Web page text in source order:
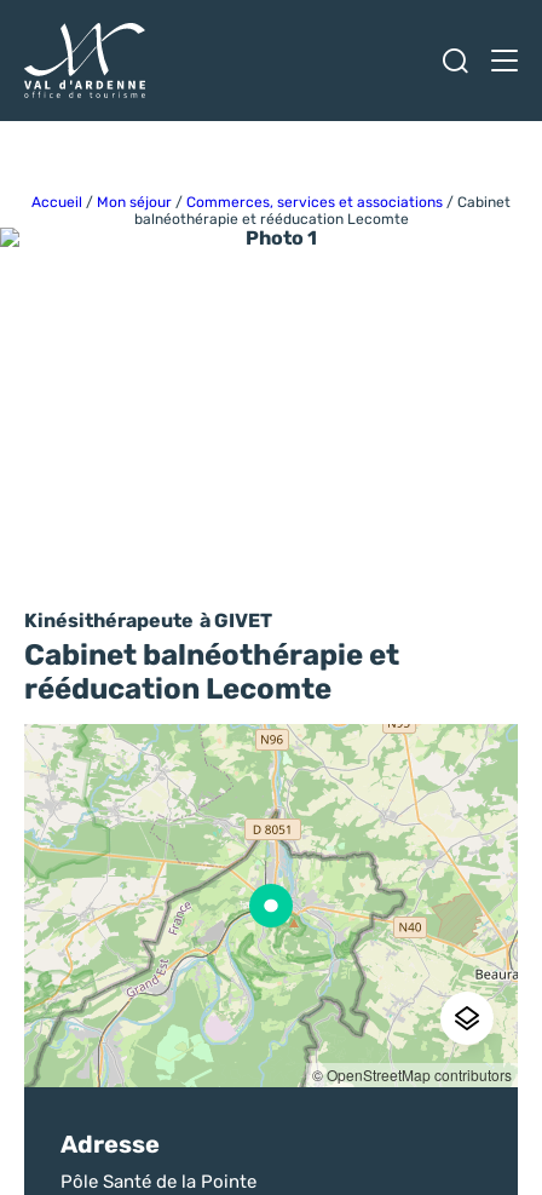
Accueil / Mon séjour / Commerces, services et associations / Cabinet
balnéothérapie et rééducation Lecomte
Kinésithérapeute à GIVET
Cabinet balnéothérapie et
rééducation Lecomte
Photo 1
© OpenStreetMap contributors
Adresse
Pôle Santé de la Pointe